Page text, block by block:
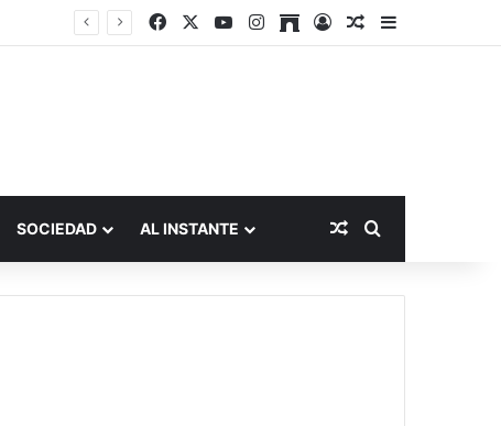
FacebookYouTubeInstagram
ArchiveAccesoPublicación al
Barra lateral
SOCIEDAD AL INSTANTE Publicación al
Buscar por